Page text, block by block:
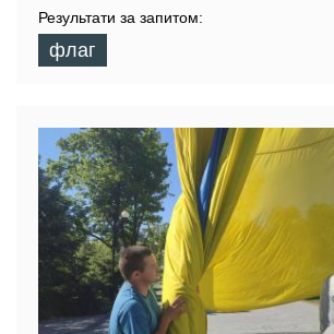
Результати за запитом:
флаг